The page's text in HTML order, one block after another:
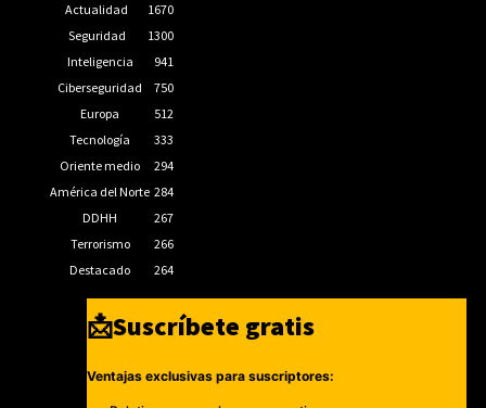
Actualidad
1670
Seguridad
1300
Inteligencia
941
Ciberseguridad
750
Europa
512
Tecnología
333
Oriente medio
294
América del Norte 284
DDHH
267
Terrorismo
266
Destacado
264
📩Suscríbete gratis
Ventajas exclusivas para suscriptores: